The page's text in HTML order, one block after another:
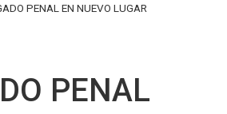
PENAL EN NUEVO LUGAR
PENAL